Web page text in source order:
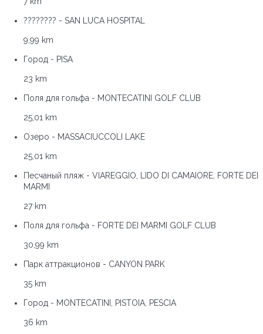
???????? - SAN LUCA HOSPITAL
9,99 km
Город - PISA
23 km
Поля для гольфа - MONTECATINI GOLF CLUB
25,01 km
Озеро - MASSACIUCCOLI LAKE
25,01 km
Песчаный пляж - VIAREGGIO, LIDO DI CAMAIORE, FORTE DEI
MARMI
27 km
Поля для гольфа - FORTE DEI MARMI GOLF CLUB
30,99 km
Парк аттракционов - CANYON PARK
35 km
Город - MONTECATINI, PISTOIA, PESCIA
36 km